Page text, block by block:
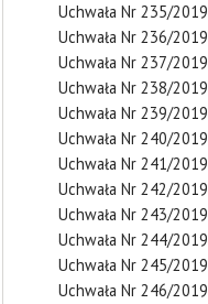
Uchwała Nr 235/2019
Uchwała Nr 236/2019
Uchwała Nr 237/2019
Uchwała Nr 238/2019
Uchwała Nr 239/2019
Uchwała Nr 240/2019
Uchwała Nr 241/2019
Uchwała Nr 242/2019
Uchwała Nr 243/2019
Uchwała Nr 244/2019
Uchwała Nr 245/2019
Uchwała Nr 246/2019